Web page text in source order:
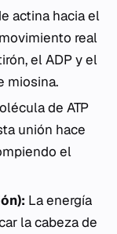
actina hacia el
real
el ADP y el
miosina.
de ATP
unión hace
el
La energía
la cabeza de